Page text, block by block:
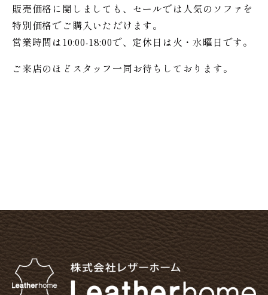
販売価格に関しましても、セールでは人気のソファを
特別価格でご購入いただけます。
営業時間は10:00-18:00で、定休日は火・水曜日です。
ご来店のほどスタッフ一同お待ちしております。